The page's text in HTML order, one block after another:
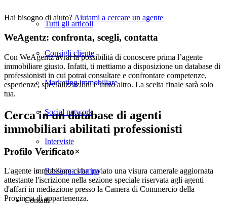
Tutti gli articoli
Consigli cliente
Marketing immobiliare
Social network
Interviste
Rassegna stampa
Contatti
Hai bisogno di aiuto? Aiutami a cercare un agente
WeAgentz: confronta, scegli, contatta
Con WeAgentz avrai la possibilità di conoscere prima l’agente
immobiliare giusto. Infatti, ti mettiamo a disposizione un database di
professionisti in cui potrai consultare e confrontare competenze,
esperienze, specializzazioni e tanto altro. La scelta finale sarà solo
tua.
Cerca in un database di agenti
immobiliari abilitati professionisti
Profilo Verificato×
L'agente immobiliare ci ha inviato una visura camerale aggiornata
attestante l'iscrizione nella sezione speciale riservata agli agenti
d'affari in mediazione presso la Camera di Commercio della
Provincia di appartenenza.